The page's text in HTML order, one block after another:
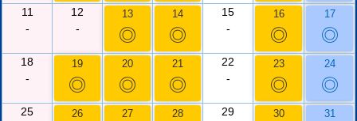
11
-
12
-
13
◎
14
◎
15
-
16
◎
17
◎
18
-
19
◎
20
◎
21
◎
22
-
23
◎
24
◎
25
26 27 28
29
30 31